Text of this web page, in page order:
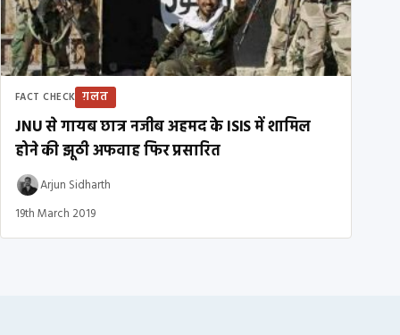
FACT CHECK ग़लत
JNU से गायब छात्र नजीब अहमद के ISIS में शामिल
होने की झूठी अफवाह फिर प्रसारित
Arjun Sidharth
19th March 2019